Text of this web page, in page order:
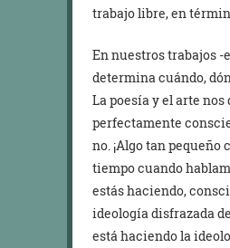
trabajo libre, en
En nuestros trabajos -
determina cuándo,
La poesía y el arte
perfectamente
no. ¡Algo tan
tiempo cuando
estás haciendo,
ideología disfrazada
está haciendo la